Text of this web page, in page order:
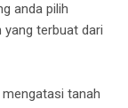
anda pilih
yang terbuat dari
tanah